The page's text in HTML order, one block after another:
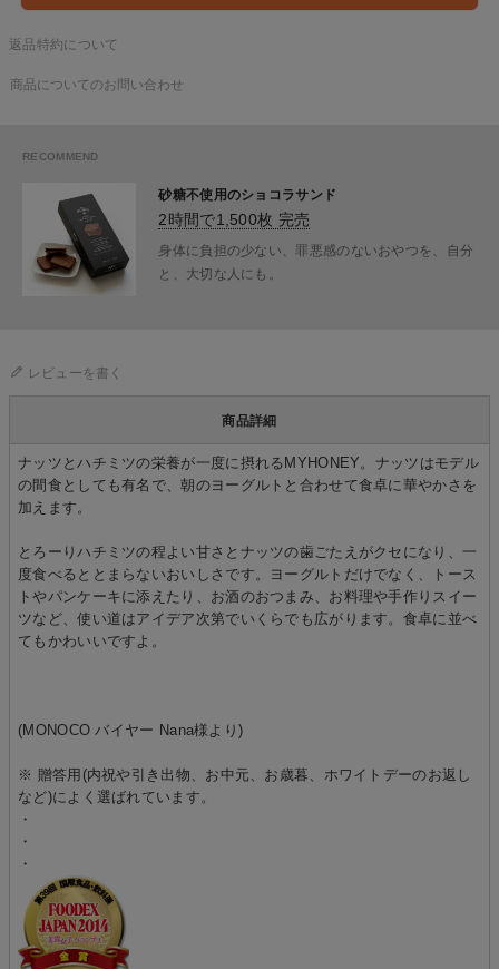
返品特約について
商品についてのお問い合わせ
砂糖不使用のショコラサンド
2時間で1,500枚 完売
身体に負担の少ない、罪悪感のないおやつを、自分
と、大切な人にも。
レビューを書く
商品詳細
ナッツとハチミツの栄養が一度に摂れるMYHONEY。ナッツはモデル
の間食としても有名で、朝のヨーグルトと合わせて食卓に華やかさを
加えます。
とろーりハチミツの程よい甘さとナッツの歯ごたえがクセになり、一
度食べるととまらないおいしさです。ヨーグルトだけでなく、トース
トやパンケーキに添えたり、お酒のおつまみ、お料理や手作りスイー
ツなど、使い道はアイデア次第でいくらでも広がります。食卓に並べ
てもかわいいですよ。
(MONOCO バイヤー Nana様より)
※ 贈答用(内祝や引き出物、お中元、お歳暮、ホワイトデーのお返し
など)によく選ばれています。
・
・
・